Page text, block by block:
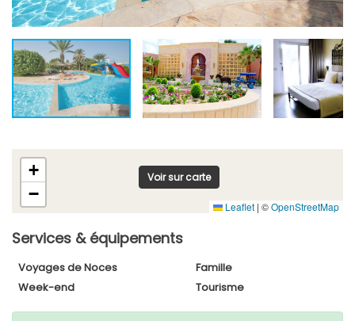
+
−
Leaflet | ©OpenStreetMap
Voir sur carte
Services & équipements
Voyages de Noces
Famille
Week-end
Tourisme